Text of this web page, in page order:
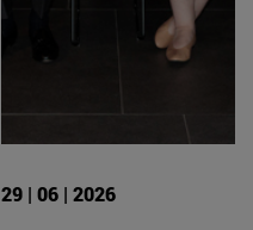
29 | 06 | 2026